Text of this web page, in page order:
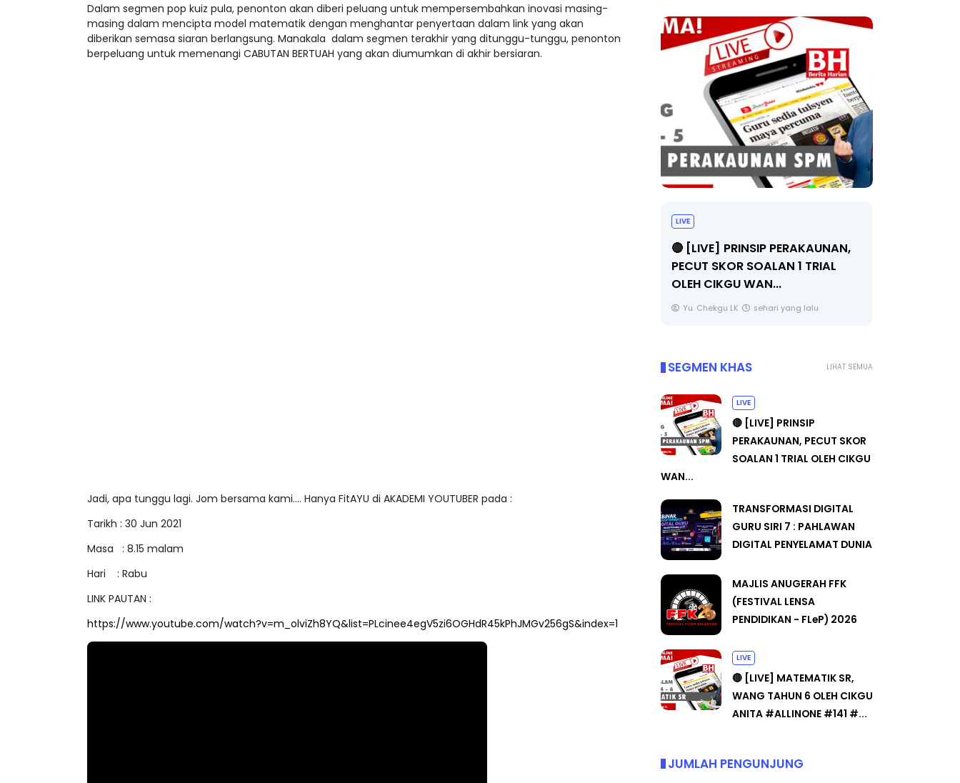
Dalam segmen pop kuiz pula, penonton akan diberi peluang untuk mempersembahkan inovasi masing-
masing dalam mencipta model matematik dengan menghantar penyertaan dalam link yang akan
diberikan semasa siaran berlangsung. Manakala dalam segmen terakhir yang ditunggu-tunggu, penonton
berpeluang untuk memenangi CABUTAN BERTUAH yang akan diumumkan di akhir bersiaran.
Jadi, apa tunggu lagi. Jom bersama kami…. Hanya FitAYU di AKADEMI YOUTUBER pada :
Tarikh : 30 Jun 2021
Masa : 8.15 malam
Hari : Rabu
LINK PAUTAN :
https://www.youtube.com/watch?v=m_olviZh8YQ&list=PLcinee4egV5zi6OGHdR45kPhJMGv256gS&index=1
TRANSFORMASI DIGITAL GURU
SIRI 7 : PAHLAWAN DIGITAL
PENYELAMAT DUNIA
Unknown 5 hari yang lalu
LIHAT SEMUA
SEGMEN KHAS
LIVE
🔴 [LIVE] PRINSIP
PERAKAUNAN, PECUT SKOR
SOALAN 1 TRIAL OLEH CIKGU
WAN...
TRANSFORMASI DIGITAL
GURU SIRI 7 : PAHLAWAN
DIGITAL PENYELAMAT DUNIA
MAJLIS ANUGERAH FFK
(FESTIVAL LENSA
PENDIDIKAN - FLeP) 2026
LIVE
🔴 [LIVE] MATEMATIK SR,
WANG TAHUN 6 OLEH CIKGU
ANITA #ALLINONE #141 #...
JUMLAH PENGUNJUNG